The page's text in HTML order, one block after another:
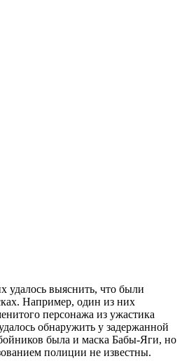
удалось выяснить, что были
Например, один из них
персонажа из ужастика
обнаружить у задержанной
была и маска Бабы-Яги, но
полиции не известны.